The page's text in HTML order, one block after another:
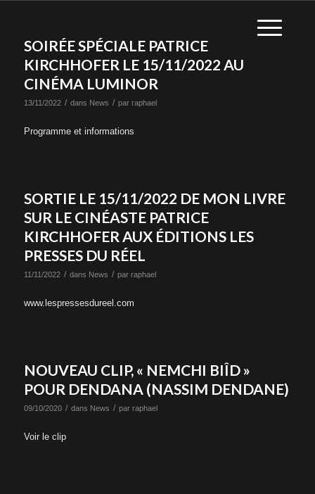
SOIRÉE SPÉCIALE PATRICE
KIRCHHOFER LE 15/11/2022 AU
CINÉMA LUMINOR
13/11/2022 / dans News / par raphael
Programme et informations
SORTIE LE 15/11/2022 DE MON LIVRE
SUR LE CINÉASTE PATRICE
KIRCHHOFER AUX ÉDITIONS LES
PRESSES DU RÉEL
11/11/2022 / dans News / par raphael
www.lespressesdureel.com
NOUVEAU CLIP, « NEMCHI BIÎD »
POUR DENDANA (NASSIM DENDANE)
09/10/2020 / dans News / par raphael
Voir le clip